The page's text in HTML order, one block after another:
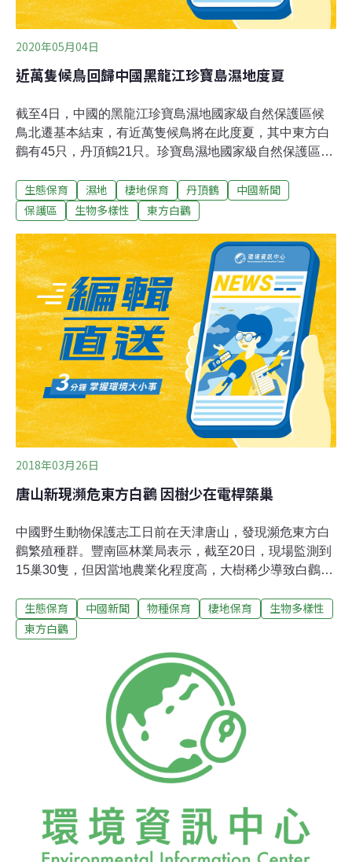
2020年05月04日
近萬隻候鳥回歸中國黑龍江珍寶島濕地度夏
截至4日，中國的黑龍江珍寶島濕地國家級自然保護區候
鳥北遷基本結束，有近萬隻候鳥將在此度夏，其中東方白
鸛有45只，丹頂鶴21只。珍寶島濕地國家級自然保護區位
與俄羅斯隔江相望，保護區總面積44364公頃，其中濕地
面積為29275公頃，這裡生活著東方白鸛、丹頂鶴、白尾
鳥類。其中東方白鸛全球僅有3000多隻，在中國、俄羅斯
和日本等地棲息生活。保護區的工作人員為東方白鸛建造
了20個人工鳥巢，加強水環境管理，對周邊村屯進行環境
整治和生態管理，提升周邊村民候鳥保護教育等實際舉
措。
生態保育 濕地 棲地保育 丹頂鶴
中國新聞
保護區
生物多樣性 東方白鸛
2018年03月26日
唐山新現瀕危東方白鸛 因樹少在電桿築巢
中國野生動物保護志工日前在天津唐山，發現瀕危東方白
鸛繁殖種群。豐南區林業局表示，截至20日，現場監測到
15巢30隻，但因當地農業化程度高，大樹稀少導致白鸛全
量約3500至4000隻，被國際自然保護聯盟定為瀕危種，同
時被列入紅色名錄，是中國一級重點保護動物。東方白鸛
東方白鸛的繁殖期需要大量魚類提供繁育子代所需能量，
對繁殖地的選擇要求較高。然因許多繁殖地現已大規模農
業化，適宜築巢地區變少，「在電線桿築巢，是因為周圍
已無適宜築巢的大樹」。
生態保育 中國新聞 物種保育 棲地保育
生物多樣性
東方白鸛